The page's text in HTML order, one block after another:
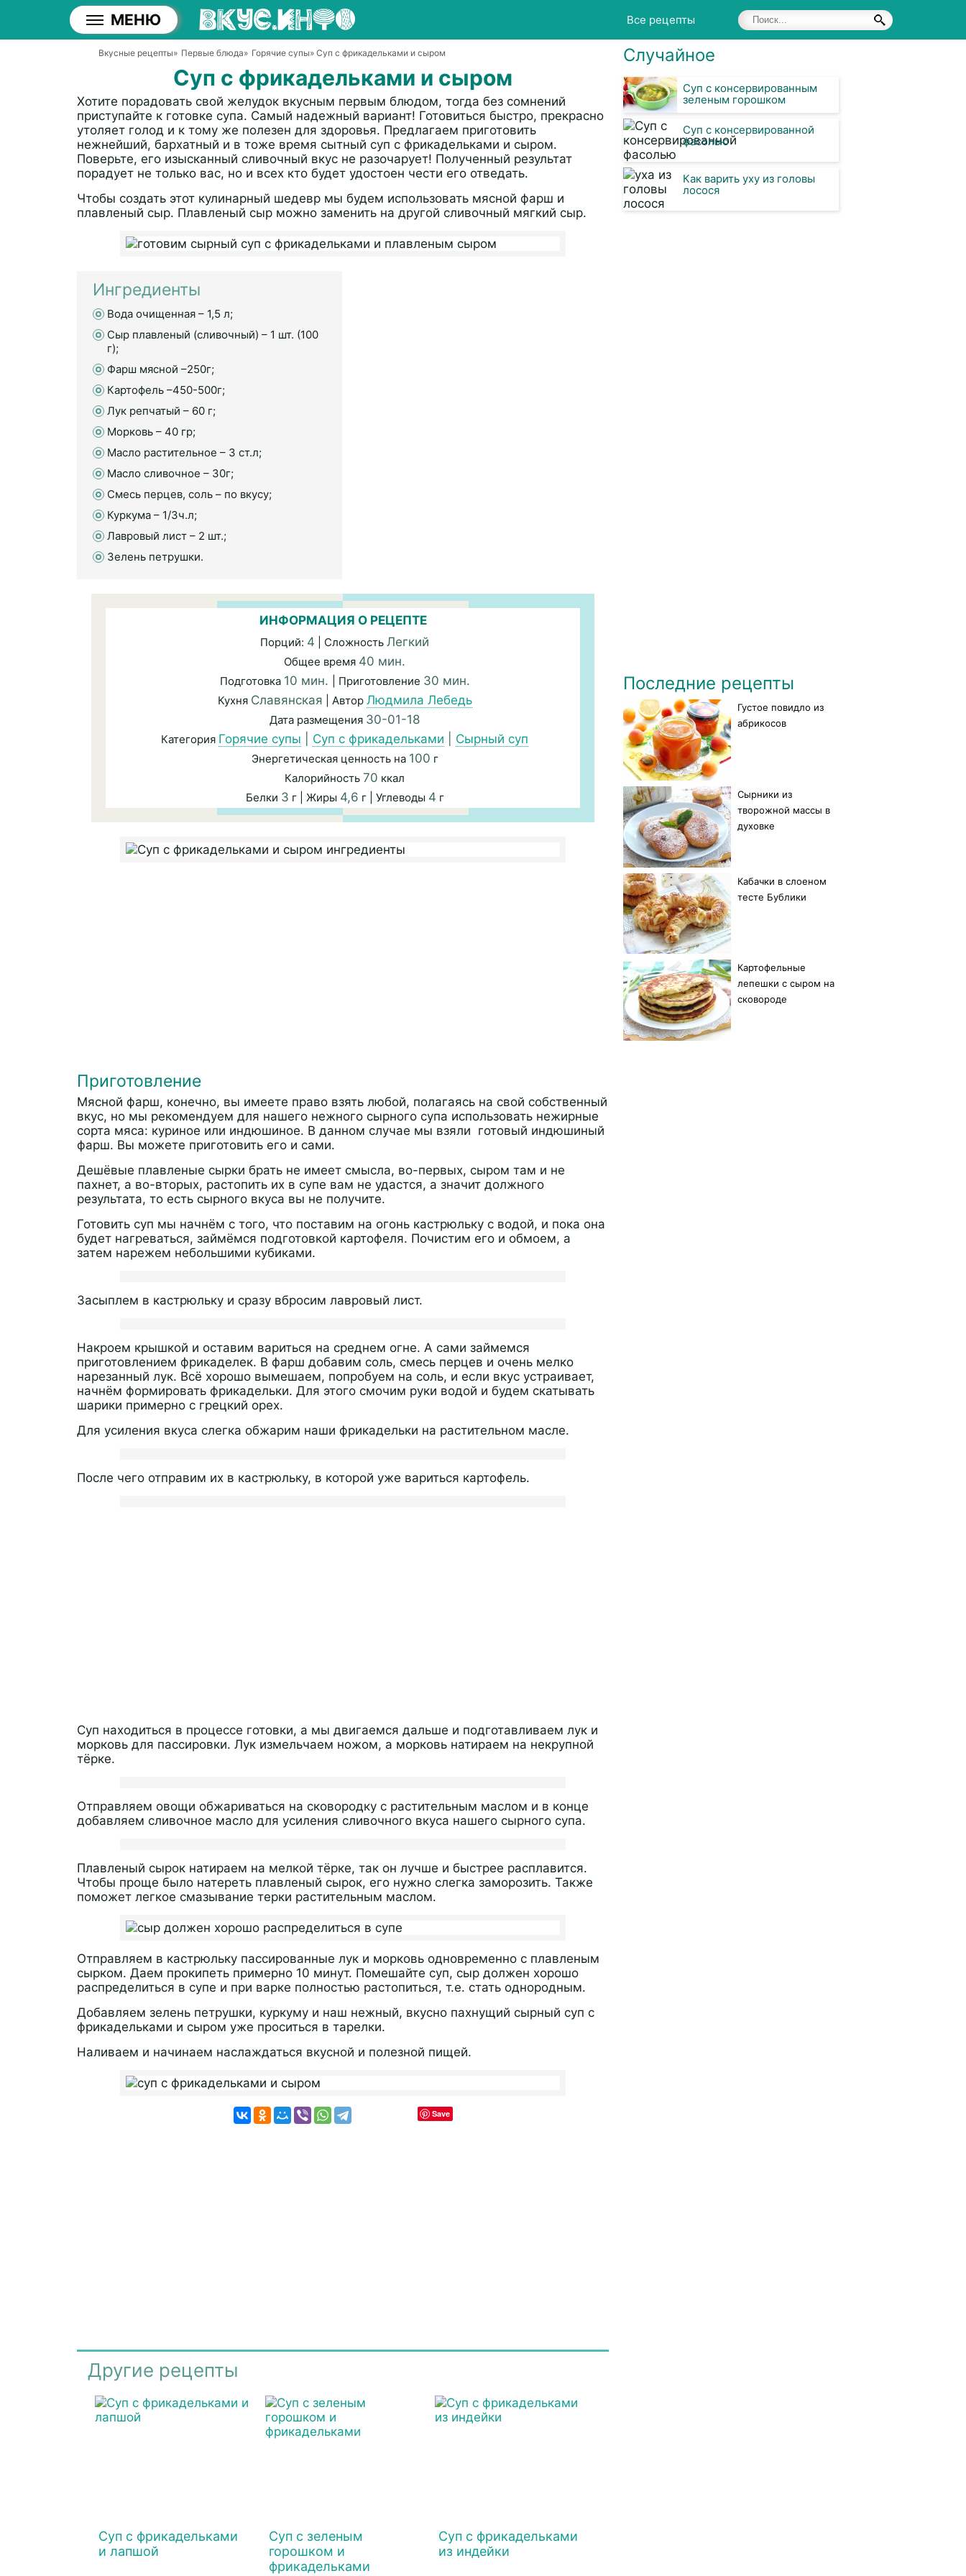
МЕНЮ Все рецепты
Вкусные рецепты» Первые блюда» Горячие супы» Суп с фрикадельками и сыром
Суп с фрикадельками и сыром
Хотите порадовать свой желудок вкусным первым блюдом, тогда без сомнений
приступайте к готовке супа. Самый надежный вариант! Готовиться быстро, прекрасно
утоляет голод и к тому же полезен для здоровья. Предлагаем приготовить
нежнейший, бархатный и в тоже время сытный суп с фрикадельками и сыром.
Поверьте, его изысканный сливочный вкус не разочарует! Полученный результат
порадует не только вас, но и всех кто будет удостоен чести его отведать.
Чтобы создать этот кулинарный шедевр мы будем использовать мясной фарш и
плавленый сыр. Плавленый сыр можно заменить на другой сливочный мягкий сыр.
Ингредиенты
Вода очищенная – 1,5 л;
Сыр плавленый (сливочный) – 1 шт. (100
г);
Фарш мясной –250г;
Картофель –450-500г;
Лук репчатый – 60 г;
Морковь – 40 гр;
Масло растительное – 3 ст.л;
Масло сливочное – 30г;
Смесь перцев, соль – по вкусу;
Куркума – 1/3ч.л;
Лавровый лист – 2 шт.;
Зелень петрушки.
ИНФОРМАЦИЯ О РЕЦЕПТЕ
Порций: 4 | Сложность Легкий
Общее время 40 мин.
Подготовка 10 мин. | Приготовление 30 мин.
Кухня Славянская | Автор Людмила Лебедь
Дата размещения 30-01-18
Категория Горячие супы Суп с фрикадельками Сырный суп
Энергетическая ценность на 100 г
Калорийность 70 ккал
Белки 3 г | Жиры 4,6 г | Углеводы 4 г
Приготовление
Мясной фарш, конечно, вы имеете право взять любой, полагаясь на свой собственный
вкус, но мы рекомендуем для нашего нежного сырного супа использовать нежирные
сорта мяса: куриное или индюшиное. В данном случае мы взяли готовый индюшиный
фарш. Вы можете приготовить его и сами.
Дешёвые плавленые сырки брать не имеет смысла, во-первых, сыром там и не
пахнет, а во-вторых, растопить их в супе вам не удастся, а значит должного
результата, то есть сырного вкуса вы не получите.
Готовить суп мы начнём с того, что поставим на огонь кастрюльку с водой, и пока она
будет нагреваться, займёмся подготовкой картофеля. Почистим его и обмоем, а
затем нарежем небольшими кубиками.
Засыплем в кастрюльку и сразу вбросим лавровый лист.
Накроем крышкой и оставим вариться на среднем огне. А сами займемся
приготовлением фрикаделек. В фарш добавим соль, смесь перцев и очень мелко
нарезанный лук. Всё хорошо вымешаем, попробуем на соль, и если вкус устраивает,
начнём формировать фрикадельки. Для этого смочим руки водой и будем скатывать
шарики примерно с грецкий орех.
Для усиления вкуса слегка обжарим наши фрикадельки на растительном масле.
После чего отправим их в кастрюльку, в которой уже вариться картофель.
Суп находиться в процессе готовки, а мы двигаемся дальше и подготавливаем лук и
морковь для пассировки. Лук измельчаем ножом, а морковь натираем на некрупной
тёрке.
Отправляем овощи обжариваться на сковородку с растительным маслом и в конце
добавляем сливочное масло для усиления сливочного вкуса нашего сырного супа.
Плавленый сырок натираем на мелкой тёрке, так он лучше и быстрее расплавится.
Чтобы проще было натереть плавленый сырок, его нужно слегка заморозить. Также
поможет легкое смазывание терки растительным маслом.
Отправляем в кастрюльку пассированные лук и морковь одновременно с плавленым
сырком. Даем прокипеть примерно 10 минут. Помешайте суп, сыр должен хорошо
распределиться в супе и при варке полностью растопиться, т.е. стать однородным.
Добавляем зелень петрушки, куркуму и наш нежный, вкусно пахнущий сырный суп с
фрикадельками и сыром уже проситься в тарелки.
Наливаем и начинаем наслаждаться вкусной и полезной пищей.
Save
Другие рецепты
Суп с фрикадельками
и лапшой
Суп с зеленым
горошком и
фрикадельками
Суп с фрикадельками
из индейки
Случайное
Суп с консервированным
зеленым горошком
Суп с консервированной
фасолью
Как варить уху из головы
лосося
Последние рецепты
Густое повидло из
абрикосов
Сырники из
творожной массы в
духовке
Кабачки в слоеном
тесте Бублики
Картофельные
лепешки с сыром на
сковороде